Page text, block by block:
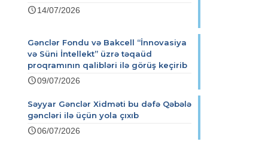
14/07/2026
Gənclər Fondu və Bakcell “İnnovasiya
və Süni İntellekt” üzrə təqaüd
proqramının qalibləri ilə görüş keçirib
09/07/2026
Səyyar Gənclər Xidməti bu dəfə Qəbələ
gəncləri ilə üçün yola çıxıb
06/07/2026